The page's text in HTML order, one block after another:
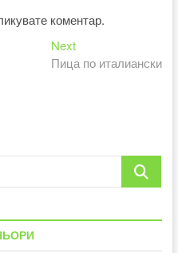
коментар.
NextNext
post:
Пица по италиански
Search